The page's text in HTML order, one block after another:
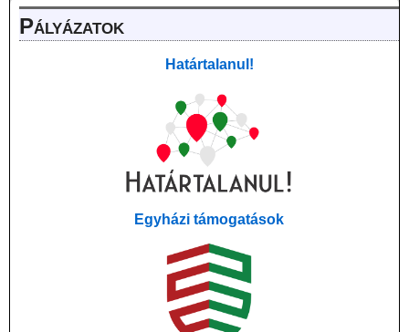
Pályázatok
Határtalanul!
Egyházi támogatások